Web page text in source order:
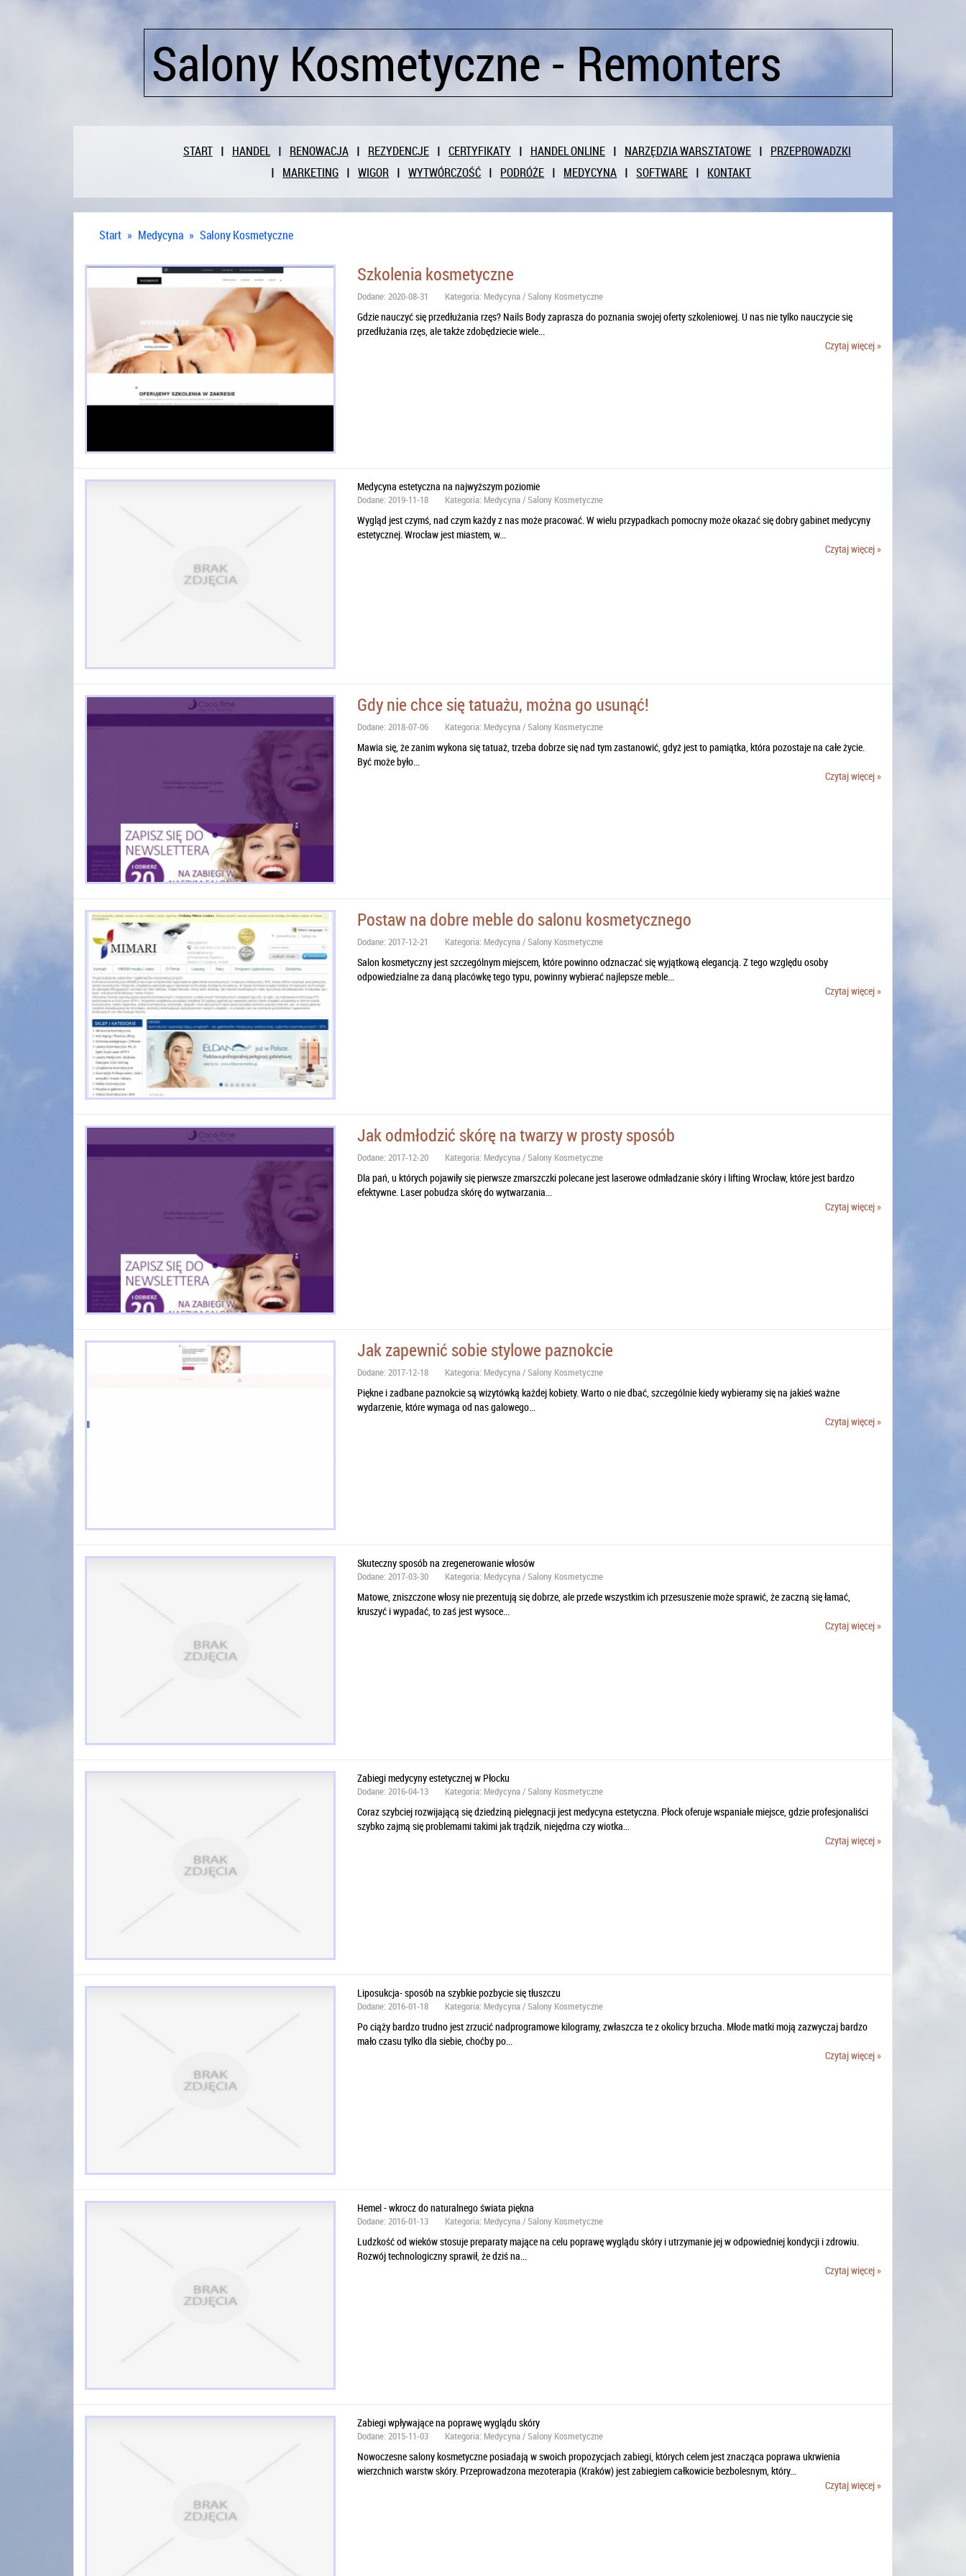
Salony Kosmetyczne - Remonters
START HANDEL RENOWACJA REZYDENCJE CERTYFIKATY HANDEL ONLINE NARZĘDZIA WARSZTATOWE
PRZEPROWADZKI
MARKETING
WIGOR WYTWÓRCZOŚĆ PODRÓŻE MEDYCYNA SOFTWARE KONTAKT
Start » Medycyna » Salony Kosmetyczne
Szkolenia kosmetyczne
Dodane: 2020-08-31 Kategoria: Medycyna / Salony Kosmetyczne
Gdzie nauczyć się przedłużania rzęs? Nails Body zaprasza do poznania swojej oferty szkoleniowej. U nas nie tylko nauczycie się
przedłużania rzęs, ale także zdobędziecie wiele...
Czytaj więcej »
Medycyna estetyczna na najwyższym poziomie
Dodane: 2019-11-18 Kategoria: Medycyna / Salony Kosmetyczne
Wygląd jest czymś, nad czym każdy z nas może pracować. W wielu przypadkach pomocny może okazać się dobry gabinet medycyny
estetycznej. Wrocław jest miastem, w...
Czytaj więcej »
Gdy nie chce się tatuażu, można go usunąć!
Dodane: 2018-07-06 Kategoria: Medycyna / Salony Kosmetyczne
Mawia się, że zanim wykona się tatuaż, trzeba dobrze się nad tym zastanowić, gdyż jest to pamiątka, która pozostaje na całe życie.
Być może było...
Czytaj więcej »
Postaw na dobre meble do salonu kosmetycznego
Dodane: 2017-12-21 Kategoria: Medycyna / Salony Kosmetyczne
Salon kosmetyczny jest szczególnym miejscem, które powinno odznaczać się wyjątkową elegancją. Z tego względu osoby
odpowiedzialne za daną placówkę tego typu, powinny wybierać najlepsze meble...
Czytaj więcej »
Jak odmłodzić skórę na twarzy w prosty sposób
Dodane: 2017-12-20 Kategoria: Medycyna / Salony Kosmetyczne
Dla pań, u których pojawiły się pierwsze zmarszczki polecane jest laserowe odmładzanie skóry i lifting Wrocław, które jest bardzo
efektywne. Laser pobudza skórę do wytwarzania...
Czytaj więcej »
Jak zapewnić sobie stylowe paznokcie
Dodane: 2017-12-18 Kategoria: Medycyna / Salony Kosmetyczne
Piękne i zadbane paznokcie są wizytówką każdej kobiety. Warto o nie dbać, szczególnie kiedy wybieramy się na jakieś ważne
wydarzenie, które wymaga od nas galowego...
Czytaj więcej »
Skuteczny sposób na zregenerowanie włosów
Dodane: 2017-03-30 Kategoria: Medycyna / Salony Kosmetyczne
Matowe, zniszczone włosy nie prezentują się dobrze, ale przede wszystkim ich przesuszenie może sprawić, że zaczną się łamać,
kruszyć i wypadać, to zaś jest wysoce...
Czytaj więcej »
Zabiegi medycyny estetycznej w Płocku
Dodane: 2016-04-13 Kategoria: Medycyna / Salony Kosmetyczne
Coraz szybciej rozwijającą się dziedziną pielęgnacji jest medycyna estetyczna. Płock oferuje wspaniałe miejsce, gdzie profesjonaliści
szybko zajmą się problemami takimi jak trądzik, niejędrna czy wiotka...
Czytaj więcej »
Liposukcja- sposób na szybkie pozbycie się tłuszczu
Dodane: 2016-01-18 Kategoria: Medycyna / Salony Kosmetyczne
Po ciąży bardzo trudno jest zrzucić nadprogramowe kilogramy, zwłaszcza te z okolicy brzucha. Młode matki moją zazwyczaj bardzo
mało czasu tylko dla siebie, choćby po...
Czytaj więcej »
Hemel - wkrocz do naturalnego świata piękna
Dodane: 2016-01-13 Kategoria: Medycyna / Salony Kosmetyczne
Ludzkość od wieków stosuje preparaty mające na celu poprawę wyglądu skóry i utrzymanie jej w odpowiedniej kondycji i zdrowiu.
Rozwój technologiczny sprawił, że dziś na...
Czytaj więcej »
Zabiegi wpływające na poprawę wyglądu skóry
Dodane: 2015-11-03 Kategoria: Medycyna / Salony Kosmetyczne
Nowoczesne salony kosmetyczne posiadają w swoich propozycjach zabiegi, których celem jest znacząca poprawa ukrwienia
wierzchnich warstw skóry. Przeprowadzona mezoterapia (Kraków) jest zabiegiem całkowicie bezbolesnym, który...
Czytaj więcej »